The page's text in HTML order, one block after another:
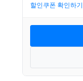
할인쿠폰 확인하기